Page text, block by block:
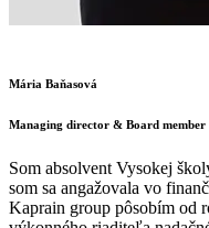
Mária Baňasová
Managing director & Board member
Som absolvent Vysokej
som sa angažovala vo
Kaprain group pôsobím od